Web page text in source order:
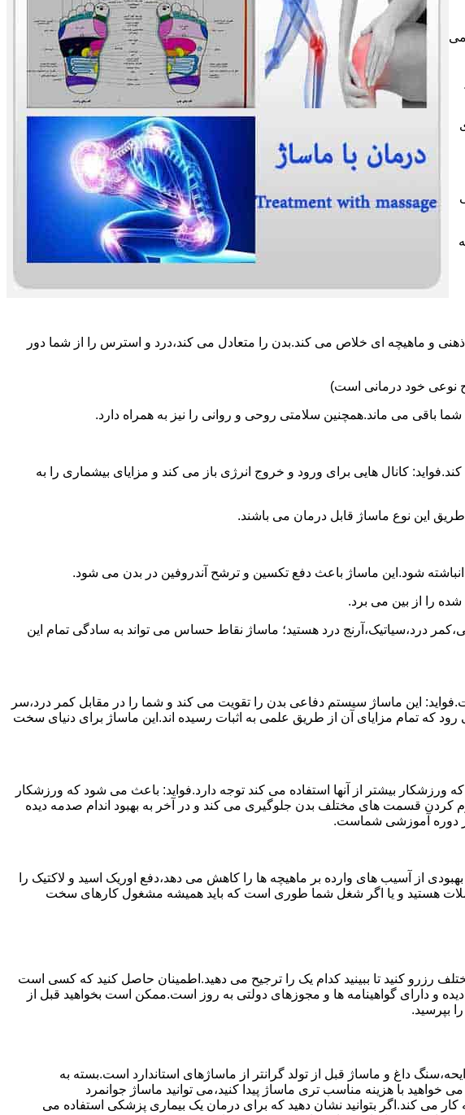
می
و ماهیچه ای خلاص می کند.بدن را متعادل می کند،درد و استرس را از شما دور
نوعی خود درمانی است)
باقی می ماند.همچنین سلامتی روحی و روانی را نیز به همراه دارد.
کانال هایی برای ورود و خروج انرژی باز می کند و مزایای بیشماری را به
طریق این نوع ماساژ قابل درمان می باشند.
شود.این ماساژ باعث دفع تکسین و ترشح آندروفین در بدن می شود.
را از بین می برد.
درد،سیاتیک،آرنج درد هستید؛ ماساژ نقاط حساس می تواند به سادگی تمام این
این ماساژ سیستم دفاعی بدن را تقویت می کند و شما را در مقابل کمر درد،سر
که تمام مزایای آن از طریق علمی به اثبات رسیده اند.این ماساژ برای دنیای سخت
بیشتر از آنها استفاده می کند توجه دارد.فواید: باعث می شود که ورزشکار
کردن قسمت های مختلف بدن جلوگیری می کند و در آخر به بهبود اندام صدمه دیده
دوره آموزشی شماست.
از آسیب های وارده بر ماهیچه ها را کاهش می دهد،دفع اوریک اسید و لاکتیک را
عضلات هستید و یا اگر شغل شما طوری است که باید همیشه مشغول کارهای سخت
رزرو کنید تا ببینید کدام یک را ترجیح می دهید.اطمینان حاصل کنید که کسی است
و دارای گواهینامه ها و مجوزهای دولتی به روز است.ممکن است بخواهید قبل از
بپرسید.
داغ و ماساژ قبل از تولد گرانتر از ماساژهای استاندارد است.بسته به
با هزینه مناسب تری ماساژ پیدا کنید،می توانید ماساژ جوانمرد
می کند.اگر بتوانید نشان دهید که برای درمان یک بیماری پزشکی استفاده می